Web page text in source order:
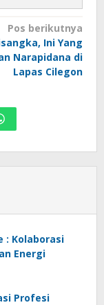
Pos berikutnya
Ini Yang
Narapidana di
Lapas Cilegon
: Kolaborasi
Energi
Profesi